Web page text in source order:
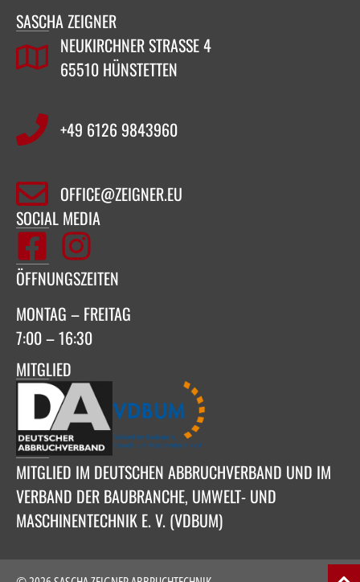
SASCHA ZEIGNER
NEUKIRCHNER STRASSE 4
65510 HÜNSTETTEN
+49 6126 9843960‬
OFFICE@ZEIGNER.EU
SOCIAL MEDIA
ÖFFNUNGSZEITEN
MONTAG – FREITAG
7:00 – 16:30
MITGLIED
MITGLIED IM DEUTSCHEN ABBRUCHVERBAND UND IM
VERBAND DER BAUBRANCHE, UMWELT- UND
MASCHINENTECHNIK E. V. (VDBUM)